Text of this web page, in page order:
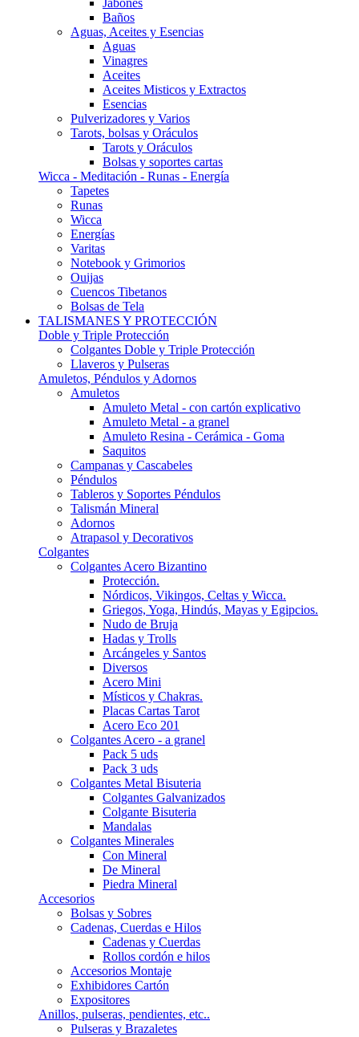
Jabones
Baños
Aguas, Aceites y Esencias
Aguas
Vinagres
Aceites
Aceites Misticos y Extractos
Esencias
Pulverizadores y Varios
Tarots, bolsas y Oráculos
Tarots y Oráculos
Bolsas y soportes cartas
Wicca - Meditación - Runas - Energía
Tapetes
Runas
Wicca
Energías
Varitas
Notebook y Grimorios
Ouijas
Cuencos Tibetanos
Bolsas de Tela
TALISMANES Y PROTECCIÓN
Doble y Triple Protección
Colgantes Doble y Triple Protección
Llaveros y Pulseras
Amuletos, Péndulos y Adornos
Amuletos
Amuleto Metal - con cartón explicativo
Amuleto Metal - a granel
Amuleto Resina - Cerámica - Goma
Saquitos
Campanas y Cascabeles
Péndulos
Tableros y Soportes Péndulos
Talismán Mineral
Adornos
Atrapasol y Decorativos
Colgantes
Colgantes Acero Bizantino
Protección.
Nórdicos, Vikingos, Celtas y Wicca.
Griegos, Yoga, Hindús, Mayas y Egipcios.
Nudo de Bruja
Hadas y Trolls
Arcángeles y Santos
Diversos
Acero Mini
Místicos y Chakras.
Placas Cartas Tarot
Acero Eco 201
Colgantes Acero - a granel
Pack 5 uds
Pack 3 uds
Colgantes Metal Bisuteria
Colgantes Galvanizados
Colgante Bisuteria
Mandalas
Colgantes Minerales
Con Mineral
De Mineral
Piedra Mineral
Accesorios
Bolsas y Sobres
Cadenas, Cuerdas e Hilos
Cadenas y Cuerdas
Rollos cordón e hilos
Accesorios Montaje
Exhibidores Cartón
Expositores
Anillos, pulseras, pendientes, etc..
Pulseras y Brazaletes